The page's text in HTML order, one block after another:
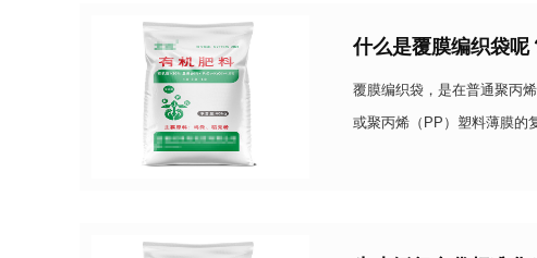
什么是覆膜编织袋呢
覆膜编织袋，是在普通聚丙
或聚丙烯（PP）塑料薄膜的